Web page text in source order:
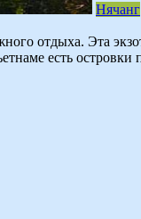
Нячанг
отдыха. Эта
есть